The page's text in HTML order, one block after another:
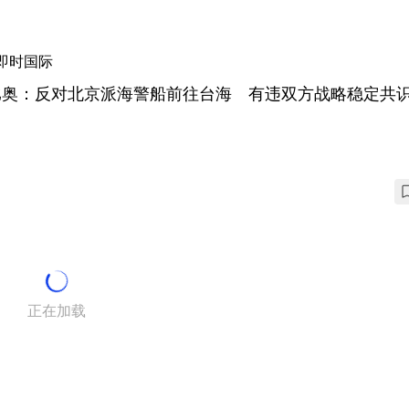
时国际
：反对北京派海警船前往台海 有违双方战略稳定共
正在加载